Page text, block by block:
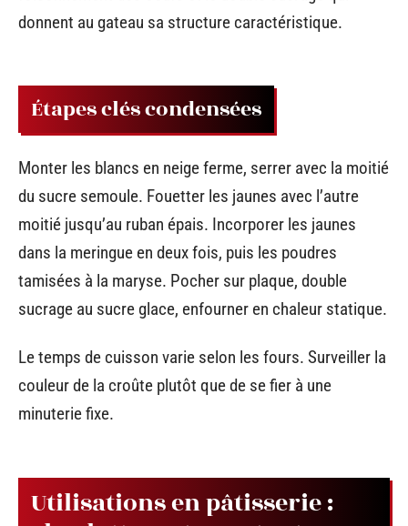
donnent au gateau sa structure caractéristique.
Étapes clés condensées
Monter les blancs en neige ferme, serrer avec la moitié
du sucre semoule. Fouetter les jaunes avec l’autre
moitié jusqu’au ruban épais. Incorporer les jaunes
dans la meringue en deux fois, puis les poudres
tamisées à la maryse. Pocher sur plaque, double
sucrage au sucre glace, enfourner en chaleur statique.
Le temps de cuisson varie selon les fours. Surveiller la
couleur de la croûte plutôt que de se fier à une
minuterie fixe.
Utilisations en pâtisserie :